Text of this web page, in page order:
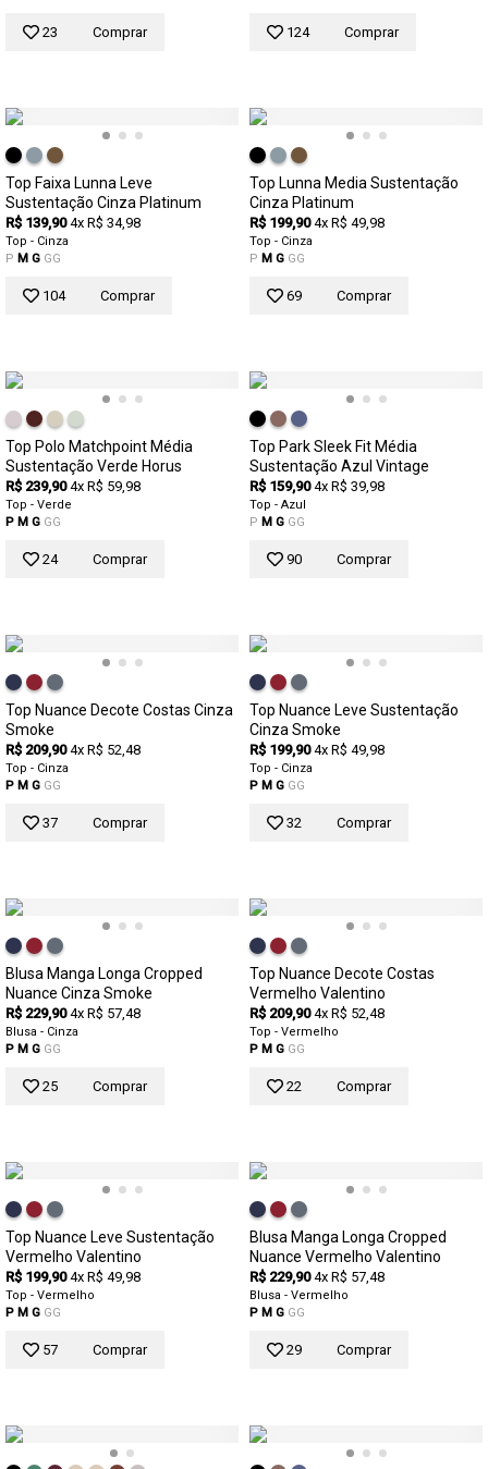
23 Comprar 124 Comprar
Top Faixa Lunna Leve
Sustentação Cinza Platinum
R$ 139,90 4x R$ 34,98
Top - Cinza
P M G GG
104 Comprar
Top Lunna Media Sustentação
Cinza Platinum
R$ 199,90 4x R$ 49,98
Top - Cinza
P M G GG
69 Comprar
Top Polo Matchpoint Média
Sustentação Verde Horus
R$ 239,90 4x R$ 59,98
Top - Verde
P M G GG
24 Comprar
Top Park Sleek Fit Média
Sustentação Azul Vintage
R$ 159,90 4x R$ 39,98
Top - Azul
P M G GG
90 Comprar
Top Nuance Decote Costas Cinza
Smoke
R$ 209,90 4x R$ 52,48
Top - Cinza
P M G GG
37 Comprar
Top Nuance Leve Sustentação
Cinza Smoke
R$ 199,90 4x R$ 49,98
Top - Cinza
P M G GG
32 Comprar
Blusa Manga Longa Cropped
Nuance Cinza Smoke
R$ 229,90 4x R$ 57,48
Blusa - Cinza
P M G GG
25 Comprar
Top Nuance Decote Costas
Vermelho Valentino
R$ 209,90 4x R$ 52,48
Top - Vermelho
P M G GG
22 Comprar
Top Nuance Leve Sustentação
Vermelho Valentino
R$ 199,90 4x R$ 49,98
Top - Vermelho
P M G GG
57 Comprar
Blusa Manga Longa Cropped
Nuance Vermelho Valentino
R$ 229,90 4x R$ 57,48
Blusa - Vermelho
P M G GG
29 Comprar